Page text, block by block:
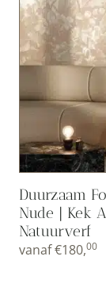
Duurzaam
Nude | Kek
Natuurverf
vanaf€180,00